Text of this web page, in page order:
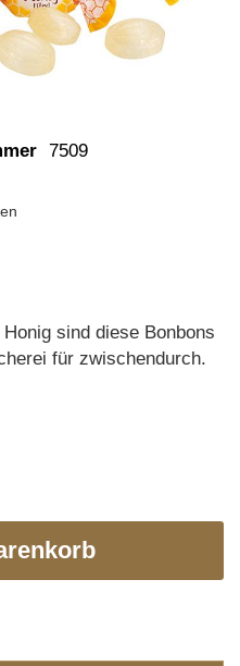
7509
sind diese Bonbons
für zwischendurch.